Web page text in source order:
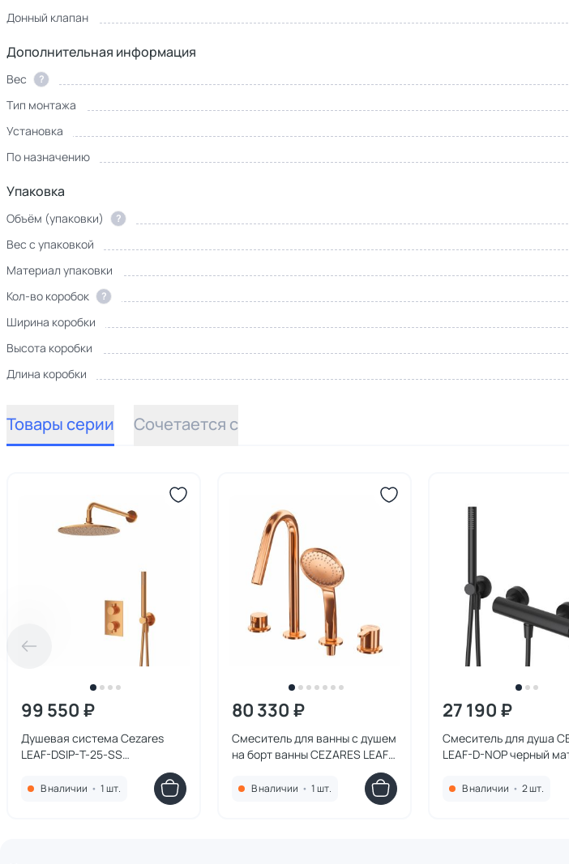
Донный клапан
Дополнительная информация
Вес ?
Тип монтажа
Установка
По назначению
Упаковка
Объём (упаковки) ?
Вес с упаковкой
Материал упаковки
Кол-во коробок
?
Ширина коробки
Высота коробки
Длина коробки
Товары серии Сочетается с
99 550 ₽
Душевая система Cezares
LEAF-DSIP-T-25-SS
В наличии • 1 шт.
80 330 ₽
Смеситель для ванны с душем
на борт ванны CEZARES LEAF-
BVDM4-SS брашированная
медьВ наличии • 1 шт.
27 190 ₽
Смеситель для душа
LEAF-D-NOP черный
В наличии • 2 шт.